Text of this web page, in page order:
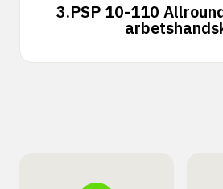
3.PSP 10-110